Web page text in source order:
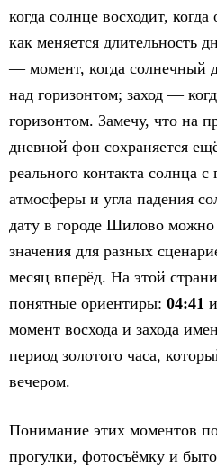
когда солнце восходит, когда
как меняется длительность
— момент, когда солнечный
над горизонтом; заход —
горизонтом. Замечу, что на
дневной фон сохраняется
реального контакта солнца с
атмосферы и угла падения
дату в городе Шилово можно
значения для разных
месяц вперёд. На этой
понятные ориентиры: 04:41 и
момент восхода и захода
период золотого часа,
вечером.
Понимание этих моментов
прогулки, фотосъёмку и